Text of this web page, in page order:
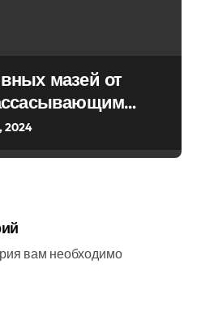
мазей от
2024
вам необходимо